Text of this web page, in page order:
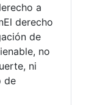
a
derecho
de
no
ni
de